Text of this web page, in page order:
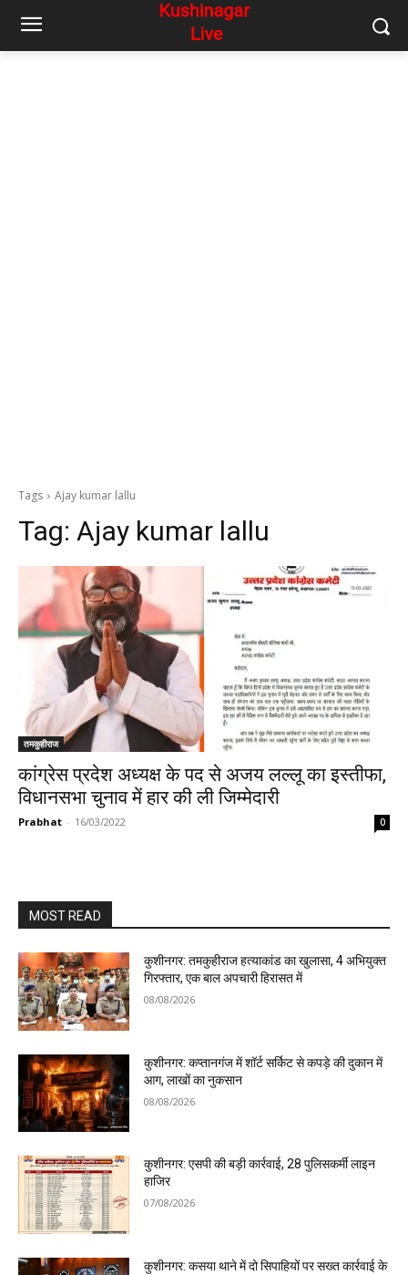
Tags Ajay kumar lallu
Tag: Ajay kumar lallu
तमकुहीराज
कांग्रेस प्रदेश अध्यक्ष के पद से अजय लल्लू का इस्तीफा,
विधानसभा चुनाव में हार की ली जिम्मेदारी
Prabhat - 16/03/2022 0
MOST READ
कुशीनगर: तमकुहीराज हत्याकांड का खुलासा, 4 अभियुक्त
गिरफ्तार, एक बाल अपचारी हिरासत में
08/08/2026
कुशीनगर: कप्तानगंज में शॉर्ट सर्किट से कपड़े की दुकान में
आग, लाखों का नुकसान
08/08/2026
कुशीनगर: एसपी की बड़ी कार्रवाई, 28 पुलिसकर्मी लाइन
हाजिर
07/08/2026
कुशीनगर: कसया थाने में दो सिपाहियों पर सख्त कार्रवाई के